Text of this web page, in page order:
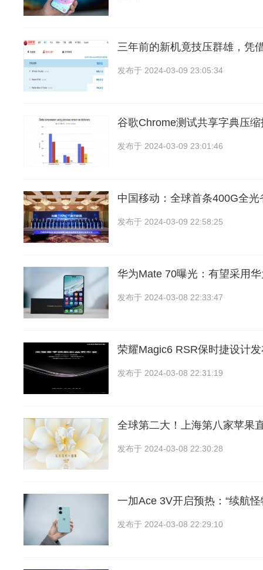
三年前的新机竟技压群雄，凭
发布于 2024-03-09 23:05:34
谷歌Chrome测试共享字典压
发布于 2024-03-09 23:01:46
中国移动：全球首条400G全
发布于 2024-03-09 22:58:25
华为Mate 70曝光：有望采用
发布于 2024-03-08 22:33:47
荣耀Magic6 RSR保时捷设计
发布于 2024-03-08 22:31:19
全球第二大！上海第八家苹果
发布于 2024-03-08 22:30:28
一加Ace 3V开启预热：“续航怪
发布于 2024-03-08 22:29:10